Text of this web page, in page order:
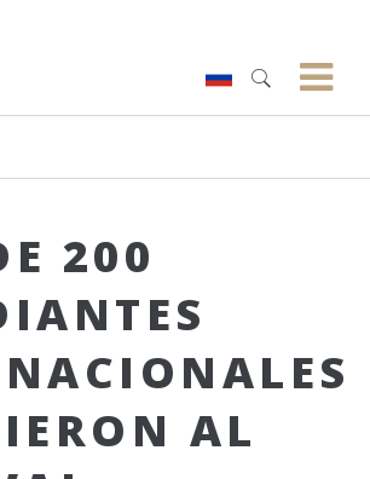
200
AL